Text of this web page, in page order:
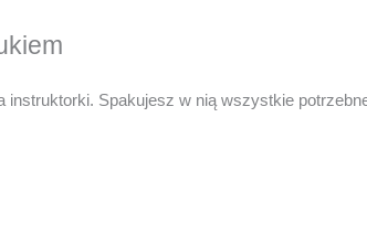
instruktorki. Spakujesz w nią wszystkie